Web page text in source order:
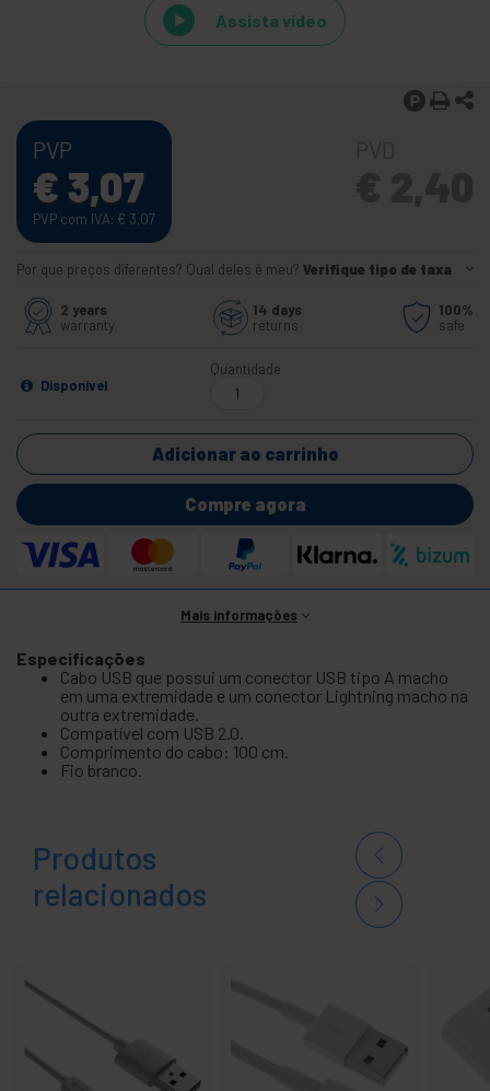
Assista vídeo
PVP
€3,07
PVP com IVA: € 3,07
Por que preços diferentes? Qual deles é meu? Verifique tipo de taxa
2 years
warranty
14 days
returns
100%
safe
Disponível
Quantidade
Adicionar ao carrinho
Compre agora
Mais informações
Especificações
Cabo USB que possui um conector USB tipo A macho
em uma extremidade e um conector Lightning macho na
outra extremidade.
Compatível com USB 2.0.
Comprimento do cabo: 100 cm.
Fio branco.
Produtos
relacionados